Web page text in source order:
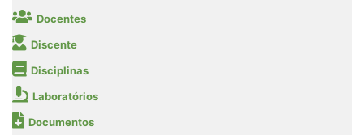
Docentes
Discente
Disciplinas
Laboratórios
Documentos